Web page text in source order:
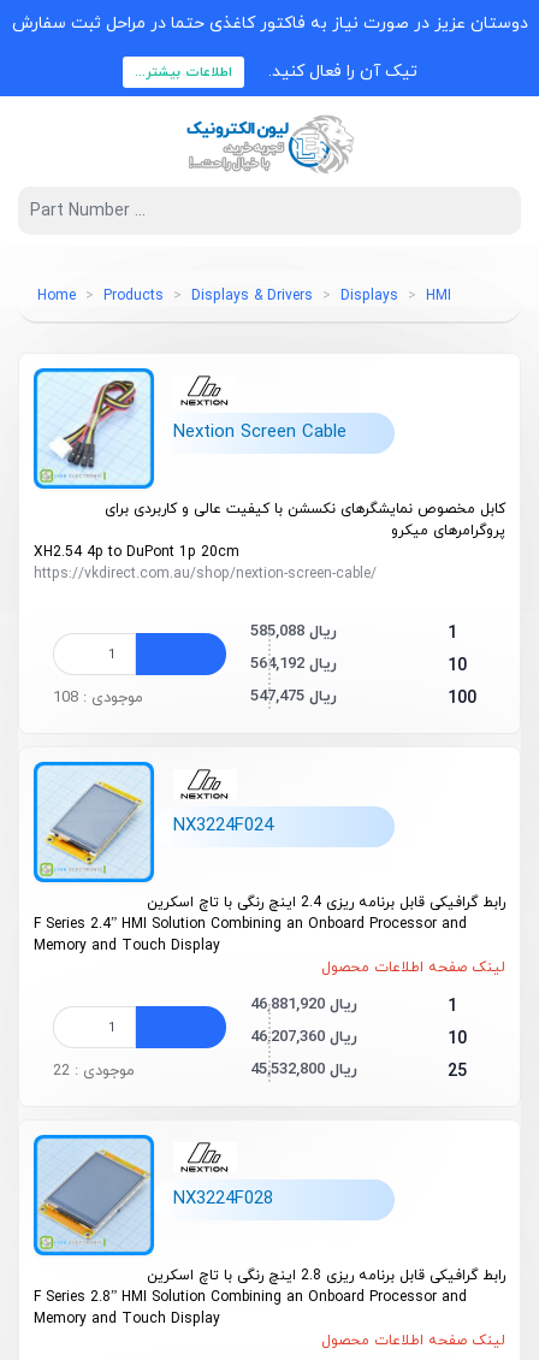
دوستان عزیز در صورت نیاز به فاکتور کاغذی حتما در مراحل ثبت سفارش
تیک آن را فعال کنید. اطلاعات بیشتر...
Home Products Displays & Drivers Displays HMI
Nextion Screen Cable
کابل مخصوص نمایشگرهای نکسشن با کیفیت عالی و کاربردی برای
پروگرامرهای میکرو
XH2.54 4p to DuPont 1p 20cm
https://vkdirect.com.au/shop/nextion-screen-cable/
1 585,088 ریال
10 564,192 ریال
100 547,475 ریال موجودی : 108
NX3224F024
رابط گرافیکی قابل برنامه ریزی 2.4 اینچ رنگی با تاچ اسکرین
F Series 2.4” HMI Solution Combining an Onboard Processor and
Memory and Touch Display
لینک صفحه اطلاعات محصول
1 46,881,920 ریال
10 46,207,360 ریال
25 45,532,800 ریال موجودی : 22
NX3224F028
رابط گرافیکی قابل برنامه ریزی 2.8 اینچ رنگی با تاچ اسکرین
F Series 2.8” HMI Solution Combining an Onboard Processor and
Memory and Touch Display
لینک صفحه اطلاعات محصول